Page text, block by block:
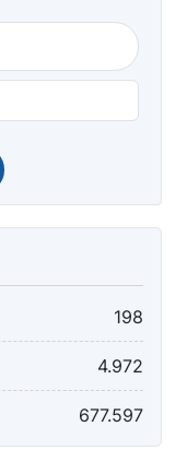
198
4.972
677.597